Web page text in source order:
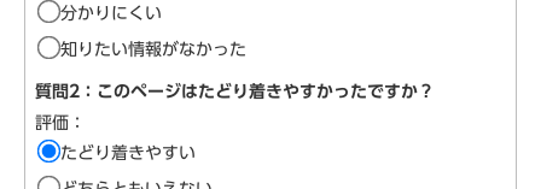
分かりにくい
知りたい情報がなかった
質問2：このページはたどり着きやすかったですか？
評価：
たどり着きやすい